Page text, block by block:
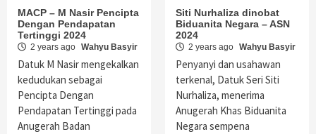
MACP – M Nasir Pencipta
Dengan Pendapatan
Tertinggi 2024
2 years ago Wahyu Basyir
Datuk M Nasir mengekalkan
kedudukan sebagai
Pencipta Dengan
Pendapatan Tertinggi pada
Anugerah Badan
Siti Nurhaliza dinobat
Biduanita Negara – ASN
2024
2 years ago Wahyu Basyir
Penyanyi dan usahawan
terkenal, Datuk Seri Siti
Nurhaliza, menerima
Anugerah Khas Biduanita
Negara sempena